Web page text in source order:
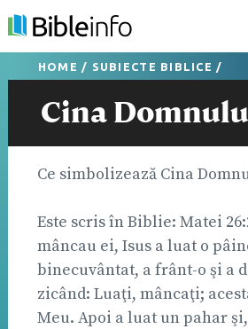
HOME / SUBIECTE BIBLICE /
Cina
Ce simbolizează Cina
Este scris în Biblie: Matei
mâncau ei, Isus a luat o
binecuvântat, a frânt-o şi a
zicând: Luaţi, mâncaţi;
Meu. Apoi a luat un pahar